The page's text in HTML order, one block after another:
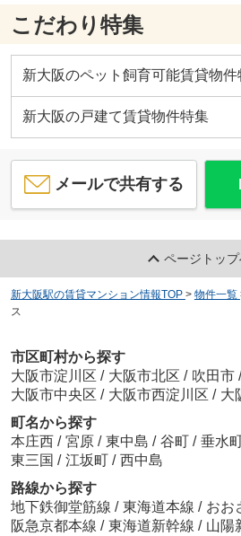
こだわり特集
新大阪のペット飼育可能賃貸物件
新大阪の戸建て賃貸物件特集
メールで共有する
ページトッ
新大阪駅の賃貸マンション情報TOP > 物件一覧
ス
市区町村から探す
大阪市淀川区 / 大阪市北区 / 吹田市 /
大阪市中央区 / 大阪市西淀川区 / 大
町名から探す
本庄西 / 宮原 / 東中島 / 谷町 / 垂水
東三国 / 江坂町 / 西中島
路線から探す
地下鉄御堂筋線 / 東海道本線 / おお
阪急京都本線 / 東海道新幹線 / 山陽